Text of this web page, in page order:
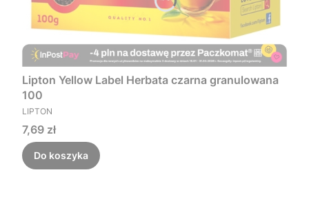
Lipton Yellow Label Herbata czarna granulowana
100
PRODUCENT
LIPTON
Cena
7,69 zł
Do koszyka